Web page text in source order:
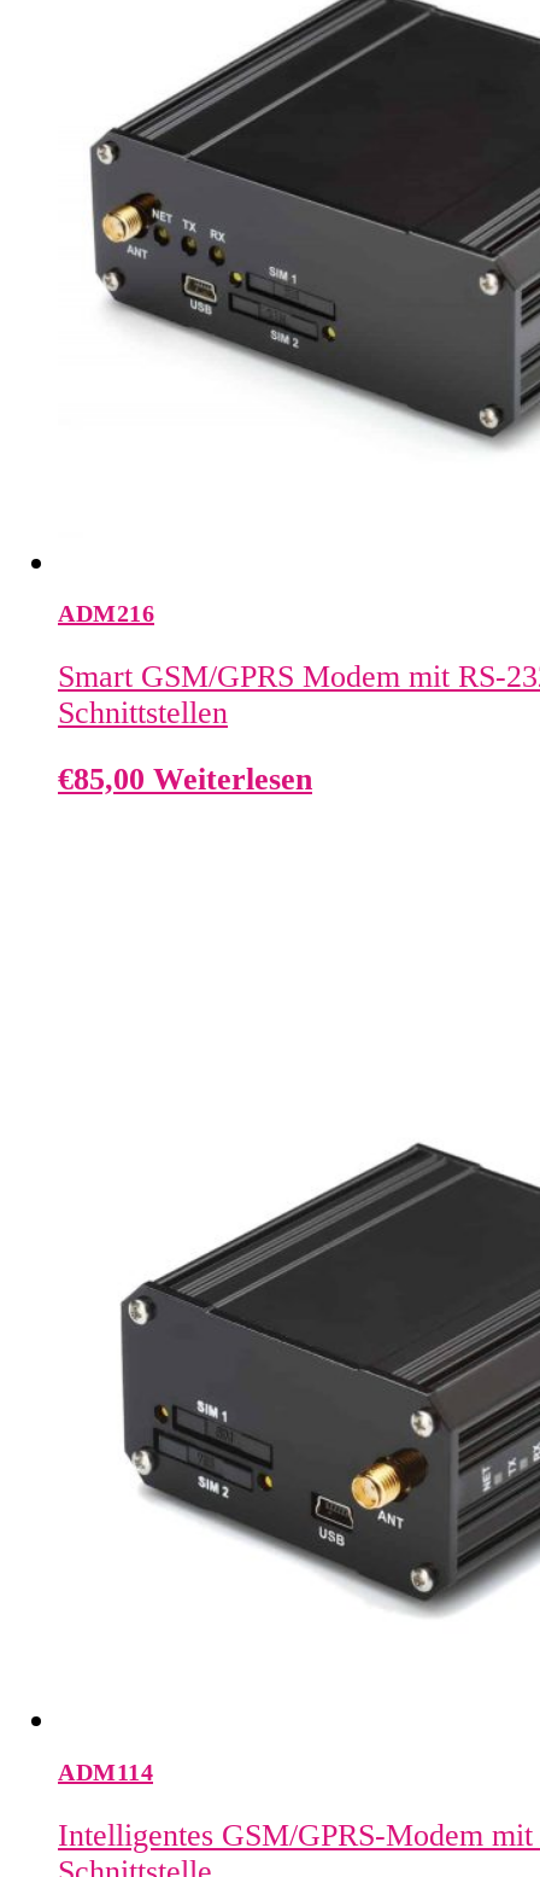
ADM216
Smart GSM/GPRS Modem mit RS-
Schnittstellen
€85,00 Weiterlesen
ADM114
Intelligentes GSM/GPRS-Modem mit